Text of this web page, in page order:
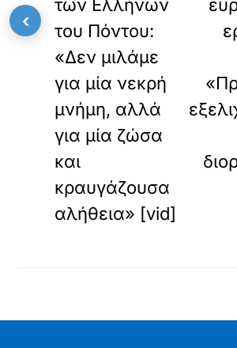
των Ελλήνων
του Πόντου:
«Δεν μιλάμε
για μία νεκρή
μνήμη, αλλά
για μία ζώσα
και
κραυγάζουσα
αλήθεια» [vid]
‹